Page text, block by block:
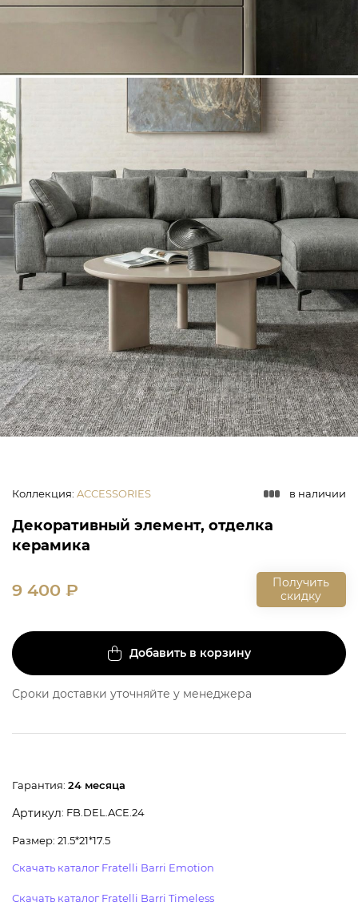
Коллекция: ACCESSORIES в наличии
Декоративный элемент, отделка
керамика
9 400 ₽
Получить
скидку
Добавить в корзину
Сроки доставки уточняйте у менеджера
Гарантия: 24 месяца
Артикул: FB.DEL.ACE.24
Размер: 21.5*21*17.5
Скачать каталог Fratelli Barri Emotion
Скачать каталог Fratelli Barri Timeless